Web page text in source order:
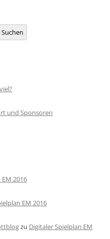
Suchen
und Sponsoren
2016
EM 2016
zu Digitaler Spielplan EM